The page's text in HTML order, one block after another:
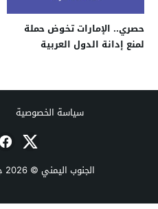
حصري.. الإمارات تخوض حملة
لمنع إدانة الدول العربية
سياسة الخصوصية
الجنوب اليمني © 2026 جميع الحقوق محفوظة.